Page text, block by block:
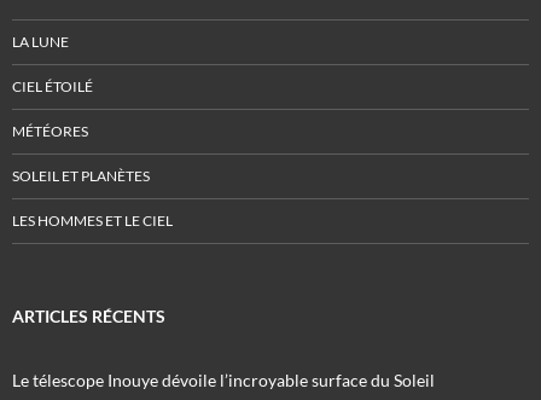
LA LUNE
CIEL ÉTOILÉ
MÉTÉORES
SOLEIL ET PLANÈTES
LES HOMMES ET LE CIEL
ARTICLES RÉCENTS
Le télescope Inouye dévoile l’incroyable surface du Soleil